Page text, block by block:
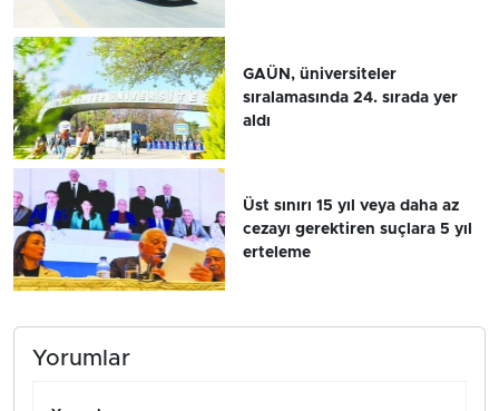
GAÜN, üniversiteler
sıralamasında 24. sırada yer
aldı
Üst sınırı 15 yıl veya daha az
cezayı gerektiren suçlara 5 yıl
erteleme
Yorumlar